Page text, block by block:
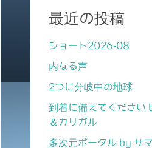
最近の投稿
ショート2026-08
内なる声
2つに分岐中の地球
到着に備えてください
＆カリガル
多次元ポータル by サ